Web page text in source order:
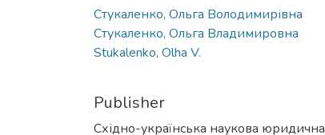
Стукаленко, Ольга Володимирівна
Стукаленко, Ольга Владимировна
Stukalenko, Olha V.
Publisher
Східно-українська наукова юридична